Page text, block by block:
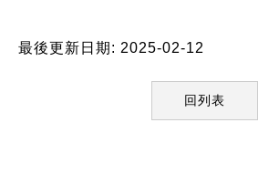
最後更新日期: 2025-02-12
回列表